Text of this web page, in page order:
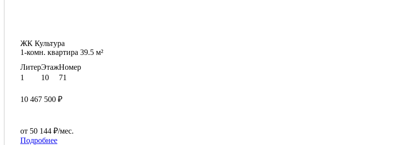
ЖК Культура
1-комн. квартира 39.5 м²
Литер
1
Этаж
10
Номер
71
10 467 500 ₽
от 50 144 ₽/мес.
Подробнее